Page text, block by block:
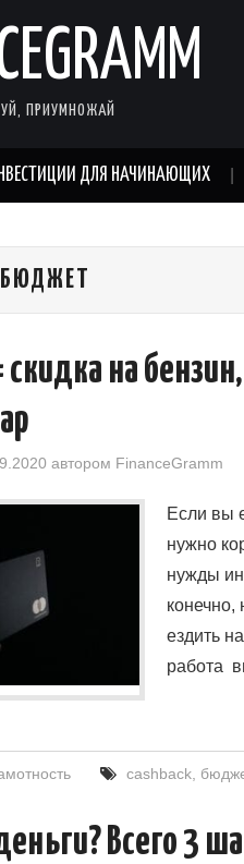
ПРИУМНОЖАЙ
ДЛЯ НАЧИНАЮЩИХ
скидка на
автором FinanceGramm
Если вы
нужно
нужды
конечно,
ездить
работа
cashback,
Всего 3